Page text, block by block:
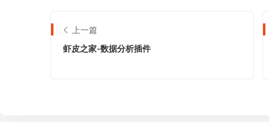
上一篇
虾皮之家-数据分析插件